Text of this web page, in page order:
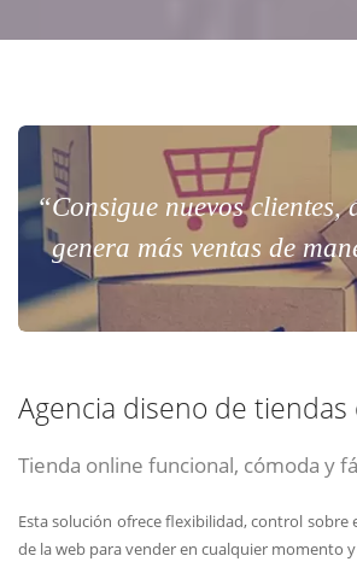
“Consigue nuevos clientes,
genera más ventas de
Agencia diseno de tiendas
Tienda online funcional, cómoda y
Esta solución ofrece flexibilidad, control sobre
de la web para vender en cualquier momento